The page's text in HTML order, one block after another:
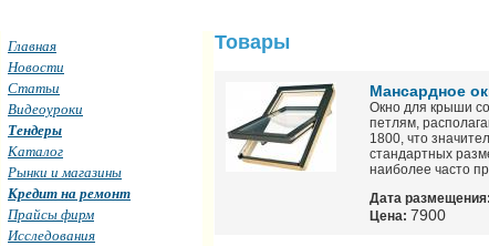
Товары
Мансардное
Окно для крыши
петлям,
1800, что
стандартных
наиболее часто
Дата размещения:
Цена: 7900
Главная
Новости
Статьи
Видеоуроки
Тендеры
Каталог
Рынки и магазины
Кредит на ремонт
Прайсы фирм
Исследования